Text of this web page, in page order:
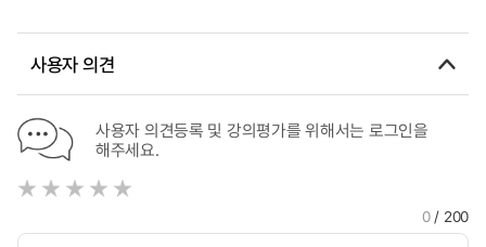
사용자 의견
사용자 의견등록 및 강의평가를 위해서는 로그인을
해주세요.
0/ 200